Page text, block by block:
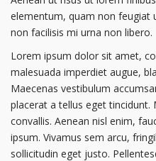
elementum, quam non feugiat
non facilisis mi urna non libero.
Lorem ipsum dolor sit amet,
malesuada imperdiet augue,
Maecenas vestibulum
placerat a tellus eget tincidunt.
convallis. Aenean nisl enim,
ipsum. Vivamus sem arcu,
sollicitudin eget justo.